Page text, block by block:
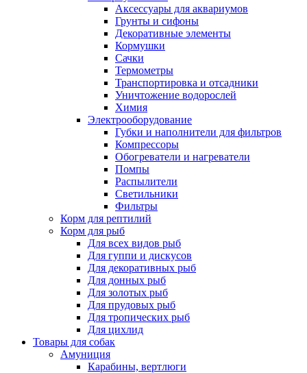
Аксессуары для аквариумов
Грунты и сифоны
Декоративные элементы
Кормушки
Сачки
Термометры
Транспортировка и отсадники
Уничтожение водорослей
Химия
Электрооборудование
Губки и наполнители для фильтров
Компрессоры
Обогреватели и нагреватели
Помпы
Распылители
Светильники
Фильтры
Корм для рептилий
Корм для рыб
Для всех видов рыб
Для гуппи и дискусов
Для декоративных рыб
Для донных рыб
Для золотых рыб
Для прудовых рыб
Для тропических рыб
Для цихлид
Товары для собак
Амуниция
Карабины, вертлюги